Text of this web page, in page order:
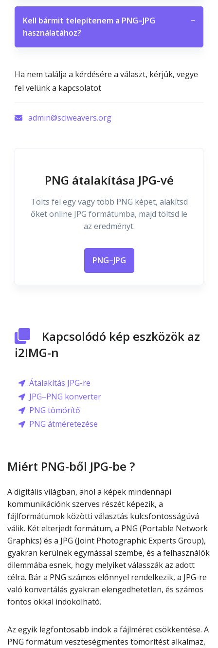
Kell bármit telepítenem a PNG–JPG
használatához?
−
Ha nem találja a kérdésére a választ, kérjük, vegye
fel velünk a kapcsolatot
admin@sciweavers.org
PNG átalakítása JPG-vé
Tölts fel egy vagy több PNG képet, alakítsd
őket online JPG formátumba, majd töltsd le
az eredményt.
PNG–JPG
Kapcsolódó kép eszközök az
i2IMG-n
Átalakítás JPG-re
JPG–PNG konverter
PNG tömörítő
PNG átméretezése
Miért PNG-ből JPG-be ?
A digitális világban, ahol a képek mindennapi
kommunikációnk szerves részét képezik, a
fájlformátumok közötti választás kulcsfontosságúvá
válik. Két elterjedt formátum, a PNG (Portable Network
Graphics) és a JPG (Joint Photographic Experts Group),
gyakran kerülnek egymással szembe, és a felhasználók
dilemmába esnek, hogy melyiket válasszák az adott
célra. Bár a PNG számos előnnyel rendelkezik, a JPG-re
való konvertálás gyakran elengedhetetlen, és számos
fontos okkal indokolható.
Az egyik legfontosabb indok a fájlméret csökkentése. A
PNG formátum veszteségmentes tömörítést alkalmaz,